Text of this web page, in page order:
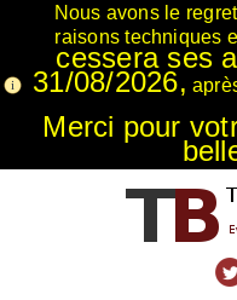
Nous avons le
raisons techniques
cessera ses
31/08/2026,
Merci pour